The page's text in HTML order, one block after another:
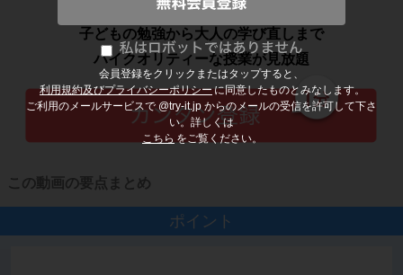
会員登録をクリックまたはタップすると、
利用規約及びプライバシーポリシーに同意したものとみなします。
ご利用のメールサービスで @try-it.jp からのメールの受信を許可して下さ
い。詳しくは
こちら をご覧ください。
子どもの勉強から大人の学び直しまで
ハイクオリティーな授業が見放題
この動画の要点まとめ
ポイント